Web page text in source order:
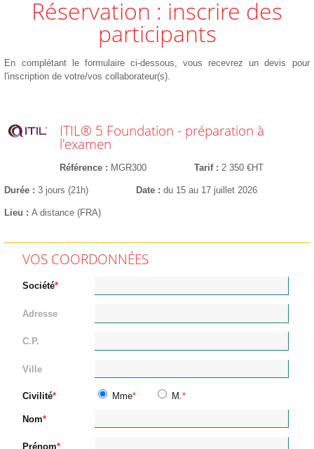
Réservation : inscrire des
participants
En complétant le formulaire ci-dessous, vous recevrez un devis pour
l'inscription de votre/vos collaborateur(s).
ITIL® 5 Foundation - préparation à
l'examen
Référence MGR300 Tarif 2 350 €HT
Durée 3 jours (21h) Date du 15 au 17 juillet 2026
Lieu A distance (FRA)
VOS COORDONNÉES
Société
Adresse
C.P.
Ville
Civilité Mme M.
Nom
Prénom